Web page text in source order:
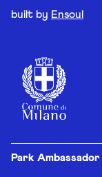
built by Ensoul
Park Ambassador